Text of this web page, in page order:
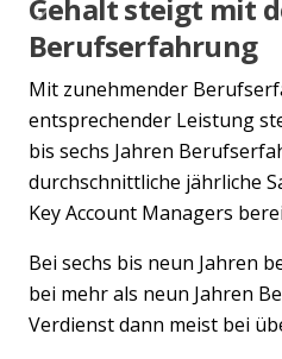
Previous
Gehalt steigt mit
Berufserfahrung
Mit zunehmender
entsprechender Leistung
bis sechs Jahren
durchschnittliche jährliche
Key Account Managers
Bei sechs bis neun Jahren
bei mehr als neun Jahren
Verdienst dann meist bei